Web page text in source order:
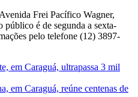
Frei Pacífico Wagner,
é de segunda a sexta-
pelo telefone (12) 3897-
em Caraguá, ultrapassa 3 mil
em Caraguá, reúne centenas de